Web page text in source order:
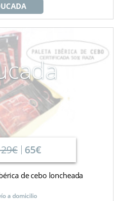
65€
de cebo loncheada
a domicilio